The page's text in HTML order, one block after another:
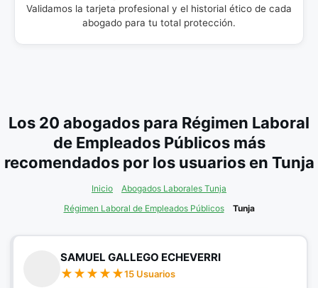
Validamos la tarjeta profesional y el historial ético de cada
abogado para tu total protección.
Los 20 abogados para Régimen Laboral
de Empleados Públicos más
recomendados por los usuarios en Tunja
Inicio
Abogados Laborales Tunja
Régimen Laboral de Empleados Públicos
Tunja
SAMUEL GALLEGO ECHEVERRI
15 Usuarios